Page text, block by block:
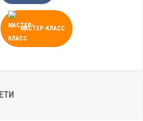
МАСТЕР-КЛАСС